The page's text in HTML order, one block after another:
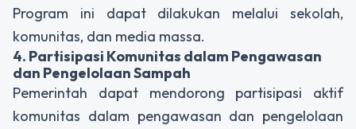
Program ini dapat dilakukan melalui sekolah,
komunitas, dan media massa.
4. Partisipasi Komunitas dalam Pengawasan
dan Pengelolaan Sampah
Pemerintah dapat mendorong partisipasi aktif
komunitas dalam pengawasan dan pengelolaan